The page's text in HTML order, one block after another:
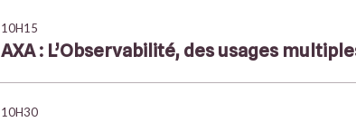
10H15
AXA : L’Observabilité, des usages
10H30